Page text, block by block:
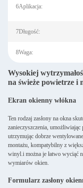
6Aplikacja:
7Długość:
8Waga:
Wysokiej
na świeże powietrze i
Ekran okienny włókna
Ten rodzaj zasłony na okna
zanieczyszczenia, umożliwiając
utrzymując dobrze
montażu, kompatybilny z
winyl.i można je łatwo wyciąć
wymiarów okien.
Formularz zasłony